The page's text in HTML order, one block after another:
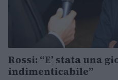
Rossi: “E’ stata una
indimenticabile”